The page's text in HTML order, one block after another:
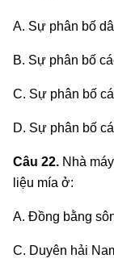
A. Sự phân bố
B. Sự phân bố
C. Sự phân bố
D. Sự phân bố
Câu 22. Nhà
liệu mía ở:
A. Đồng bằng
C. Duyên hải